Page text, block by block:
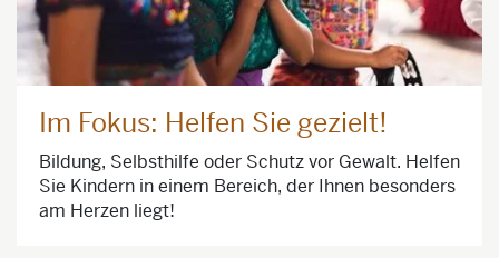
Im Fokus: Helfen Sie gezielt!
Bildung, Selbsthilfe oder Schutz vor Gewalt. Helfen
Sie Kindern in einem Bereich, der Ihnen besonders
am Herzen liegt!